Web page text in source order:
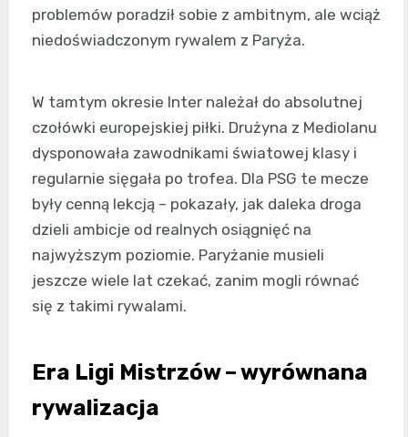
problemów poradził sobie z ambitnym, ale wciąż
niedoświadczonym rywalem z Paryża.
W tamtym okresie Inter należał do absolutnej
czołówki europejskiej piłki. Drużyna z Mediolanu
dysponowała zawodnikami światowej klasy i
regularnie sięgała po trofea. Dla PSG te mecze
były cenną lekcją – pokazały, jak daleka droga
dzieli ambicje od realnych osiągnięć na
najwyższym poziomie. Paryżanie musieli
jeszcze wiele lat czekać, zanim mogli równać
się z takimi rywalami.
Era Ligi Mistrzów – wyrównana
rywalizacja